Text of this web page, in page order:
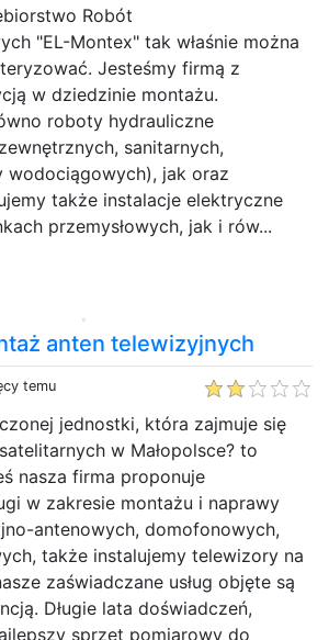
Robót
"EL-Montex" tak właśnie można
Jesteśmy firmą z
w dziedzinie montażu.
roboty hydrauliczne
sanitarnych,
wodociągowych), jak oraz
także instalacje elektryczne
przemysłowych, jak i rów...
anten telewizyjnych
temu
jednostki, która zajmuje się
w Małopolsce? to
nasza firma proponuje
w zakresie montażu i naprawy
antenowych, domofonowych,
także instalujemy telewizory na
zaświadczane usług objęte są
Długie lata doświadczeń,
sprzęt pomiarowy do